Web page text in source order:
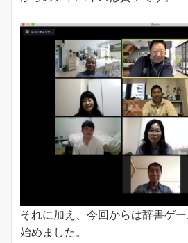
それに加え、今回からは辞書ゲ
始めました。